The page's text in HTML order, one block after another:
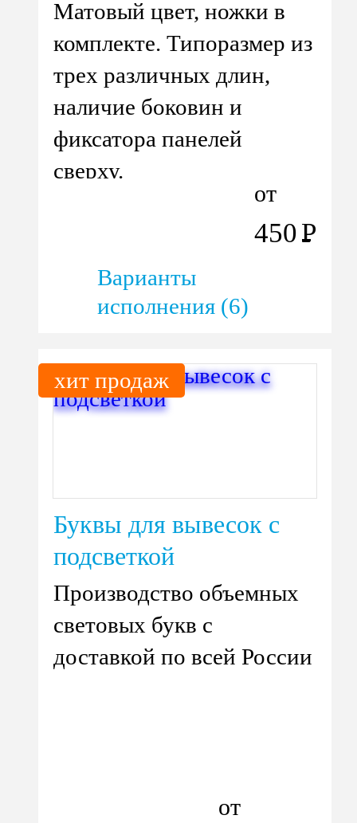
Матовый цвет, ножки в
комплекте. Типоразмер из
трех различных длин,
наличие боковин и
фиксатора панелей
сверху.
от
450Р
Варианты
исполнения (6)
хит продаж
Буквы для вывесок с
подсветкой
Производство объемных
световых букв с
доставкой по всей России
от